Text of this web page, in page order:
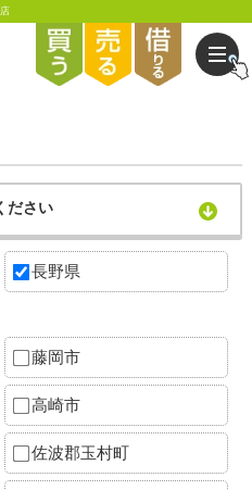
ださい
長野県
藤岡市
高崎市
佐波郡玉村町